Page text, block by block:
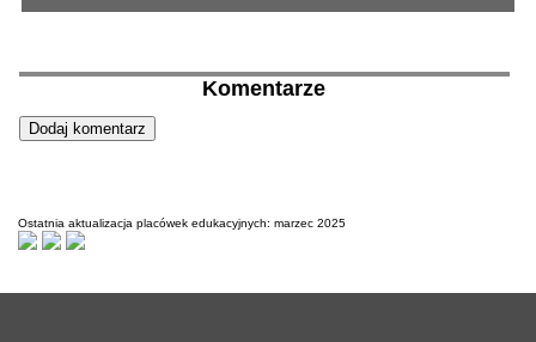
Komentarze
Ostatnia aktualizacja placówek edukacyjnych: marzec 2025